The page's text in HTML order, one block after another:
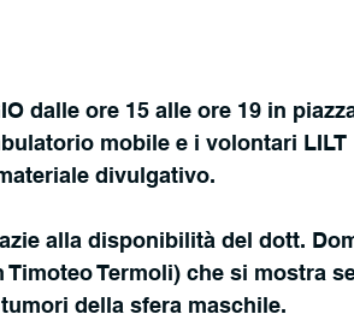
dalle ore 15 alle ore 19 in
mobile e i volontari LILT
divulgativo.
alla disponibilità del dott.
Termoli) che si mostra
della sfera maschile.